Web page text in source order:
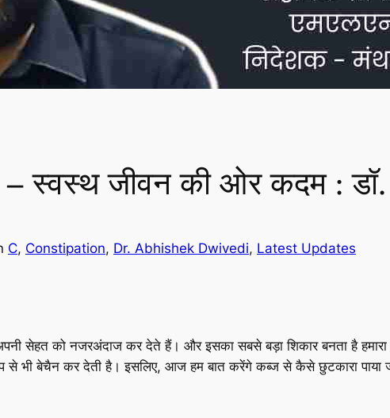
स्वस्थ जीवन की ओर कदम : डॉ.
C, Constipation, Dr. Abhishek Dwivedi, Latest Updates
सेहत को नजरअंदाज कर देते हैं। और इसका सबसे बड़ा शिकार बनता है
से भी बेचैन कर देती है। इसलिए, आज हम बात करेंगे कब्ज से कैसे छुटकारा